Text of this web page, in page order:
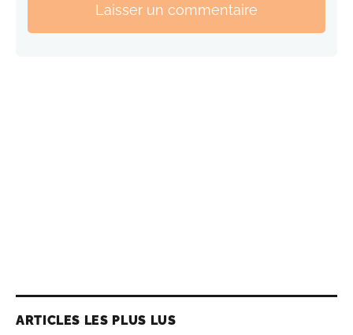
Laisser un commentaire
ARTICLES LES PLUS LUS